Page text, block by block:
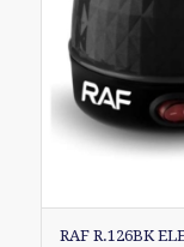
RAF R.126BK